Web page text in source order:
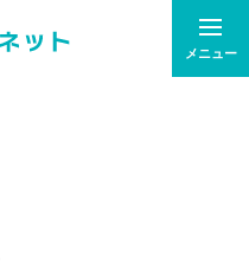
メニュー